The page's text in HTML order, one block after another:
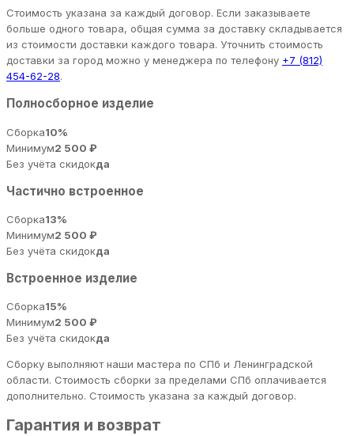
Стоимость указана за каждый договор. Если заказываете
больше одного товара, общая сумма за доставку складывается
из стоимости доставки каждого товара. Уточнить стоимость
доставки за город можно у менеджера по телефону +7 (812)
454-62-28.
Полносборное изделие
Сборка10%
Минимум2 500 ₽
Без учёта скидокда
Частично встроенное
Сборка13%
Минимум2 500 ₽
Без учёта скидокда
Встроенное изделие
Сборка15%
Минимум2 500 ₽
Без учёта скидокда
Сборку выполняют наши мастера по СПб и Ленинградской
области. Стоимость сборки за пределами СПб оплачивается
дополнительно. Стоимость указана за каждый договор.
Гарантия и возврат